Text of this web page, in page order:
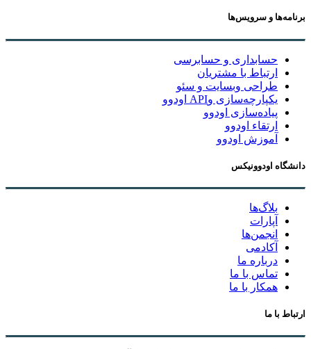
برنامه‌ها و سرویس‌ها
حسابداری و حسابرسی
ارتباط با مشتریان
طراحی وبسایت و سئو
یکپارچه‌سازی وAPI اودوو
پیاده‌سازی اودوو
ارتقاء اودوو
آموزش اودوو
دانشگاه اودوونیکس
بلاگ‌ها
آپارات
انجمن‌ها
آکادمی
درباره ما
تماس با ما
همکار با ما
ارتباط با ما